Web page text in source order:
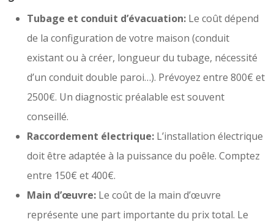
Tubage et conduit d’évacuation: Le coût dépend
de la configuration de votre maison (conduit
existant ou à créer, longueur du tubage, nécessité
d’un conduit double paroi…). Prévoyez entre 800€ et
2500€. Un diagnostic préalable est souvent
conseillé.
Raccordement électrique: L’installation électrique
doit être adaptée à la puissance du poêle. Comptez
entre 150€ et 400€.
Main d’œuvre: Le coût de la main d’œuvre
représente une part importante du prix total. Le